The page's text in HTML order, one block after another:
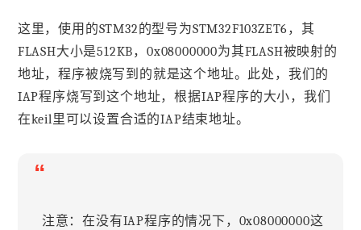
这里，使用的STM32的型号为STM32F103ZET6，其
FLASH大小是512KB，0x08000000为其FLASH被映射的
地址，程序被烧写到的就是这个地址。此处，我们的
IAP程序烧写到这个地址，根据IAP程序的大小，我们
在keil里可以设置合适的IAP结束地址。
“
注意：在没有IAP程序的情况下，0x08000000这